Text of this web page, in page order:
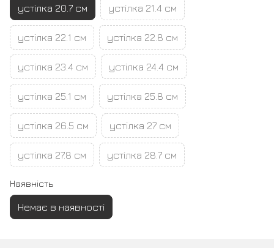
устілка 20.7 см устілка 21.4 см
устілка 22.1 см устілка 22.8 см
устілка 23.4 см устілка 24.4 см
устілка 25.1 см устілка 25.8 см
устілка 26.5 см устілка 27 см
устілка 27.8 см устілка 28.7 см
Наявність
Немає в наявності